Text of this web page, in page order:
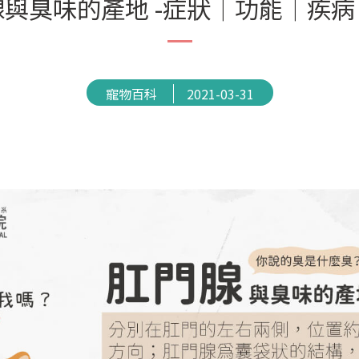
與臭味的產地 -症狀│功能│疾
寵物百科 2021-03-31